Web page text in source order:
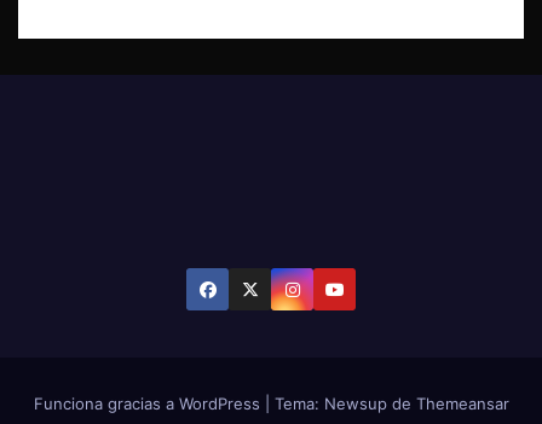
Funciona gracias a WordPress Tema: Newsup de Themeansar